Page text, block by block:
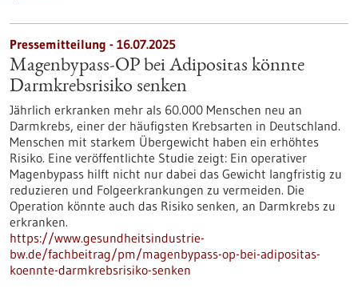
Pressemitteilung - 16.07.2025
Magenbypass-OP bei Adipositas könnte
Darmkrebsrisiko senken
Jährlich erkranken mehr als 60.000 Menschen neu an
Darmkrebs, einer der häufigsten Krebsarten in Deutschland.
Menschen mit starkem Übergewicht haben ein erhöhtes
Risiko. Eine veröffentlichte Studie zeigt: Ein operativer
Magenbypass hilft nicht nur dabei das Gewicht langfristig zu
reduzieren und Folgeerkrankungen zu vermeiden. Die
Operation könnte auch das Risiko senken, an Darmkrebs zu
erkranken.
https://www.gesundheitsindustrie-
bw.de/fachbeitrag/pm/magenbypass-op-bei-adipositas-
koennte-darmkrebsrisiko-senken